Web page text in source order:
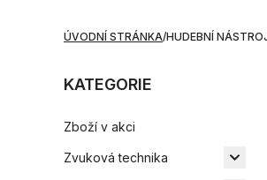
ÚVODNÍ STRÁNKA/HUDEBNÍ
KATEGORIE
Zboží v akci
Zvuková technika